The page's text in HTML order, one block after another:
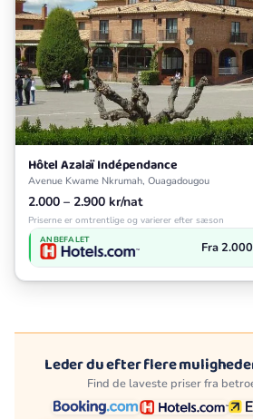
Hôtel Azalaï Indépendance
Avenue Kwame Nkrumah, Ouagadougou
2.000 – 2.900 kr/nat
Priserne er omtrentlige og varierer efter sæson
ANBEFALET Fra
Leder du efter flere
Find de laveste priser fra